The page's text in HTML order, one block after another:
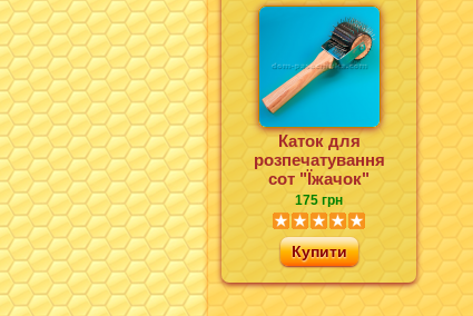
Каток для
розпечатування
сот "Їжачок"
175 грн
Купити